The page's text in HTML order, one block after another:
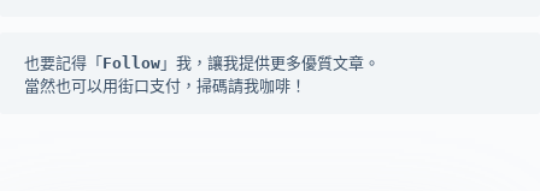
也要記得「 Follow 」我，讓我提供更多優質文章。
當然也可以用街口支付，掃碼請我咖啡！